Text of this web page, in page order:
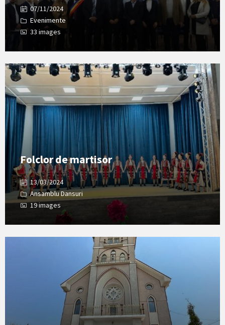
07/11/2024
Evenimente
33 images
Folclor de martisor
13/03/2024
Ansamblu Dansuri
19 images
Open
Gallery